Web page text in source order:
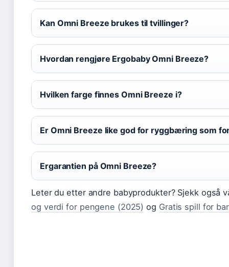
Kan Omni Breeze brukes til tvillinger?
Hvordan rengjøre Ergobaby Omni Breeze?
Hvilken farge finnes Omni Breeze i?
Er Omni Breeze like god for ryggbæring som
Ergarantien på Omni Breeze?
Leter du etter andre babyprodukter? Sjekk også
og verdi for pengene (2025) og Gratis spill for